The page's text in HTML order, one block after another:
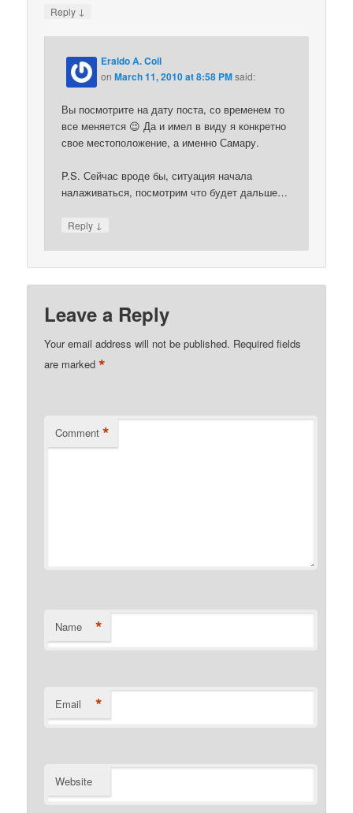
Reply ↓
Eraldo A. Coil
onMarch 11, 2010 at 8:58 PMsaid:
Вы посмотрите на дату поста, со временем то
все меняется 😉 Да и имел в виду я конкретно
свое местоположение, а именно Самару.
P.S. Сейчас вроде бы, ситуация начала
налаживаться, посмотрим что будет дальше…
Reply ↓
Leave a Reply
Your email address will not be published. Required fields
are marked*
Comment *
Name *
Email *
Website